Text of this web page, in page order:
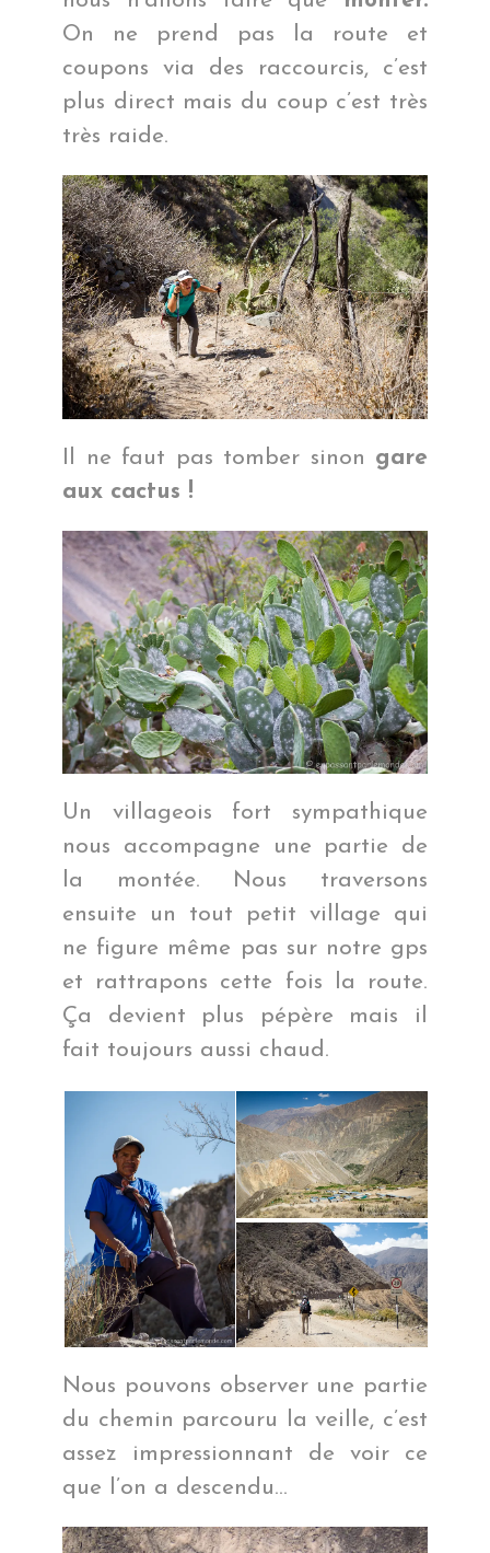
On ne prend pas la route et
coupons via des raccourcis, c’est
plus direct mais du coup c’est très
très raide.
Il ne faut pas tomber sinon gare
aux cactus !
Un villageois fort sympathique
nous accompagne une partie de
la montée. Nous traversons
ensuite un tout petit village qui
ne figure même pas sur notre gps
et rattrapons cette fois la route.
Ça devient plus pépère mais il
fait toujours aussi chaud.
Nous pouvons observer une partie
du chemin parcouru la veille, c’est
assez impressionnant de voir ce
que l’on a descendu…